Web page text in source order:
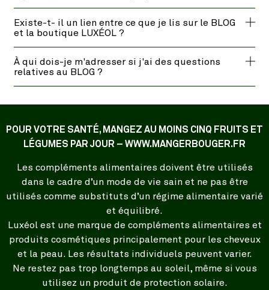
Existe-t- il un lien entre ce que je lis sur le BLOG
et la boutique LUXÉOL ?
À qui dois-je m'adresser si j'ai des questions
relatives au BLOG ?
POUR VOTRE SANTÉ, MANGEZ AU MOINS CINQ FRUITS ET
LÉGUMES PAR JOUR – WWW.MANGERBOUGER.FR
Les compléments alimentaires doivent être utilisés
dans le cadre d’un mode de vie sain et ne pas être
utilisés comme substituts d’un régime alimentaire varié
et équilibré.
Luxéol est une marque de compléments alimentaires et
produits cosmétiques principalement pour les cheveux
et la peau. Les résultats individuels peuvent varier.
Ne restez pas trop longtemps au soleil, même si vous
utilisez un produit de protection solaire.